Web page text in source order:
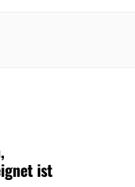
ist